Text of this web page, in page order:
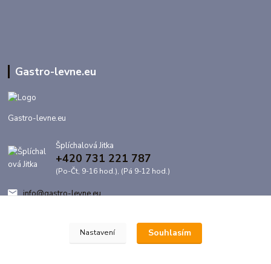
Gastro-levne.eu
Gastro-levne.eu
Šplíchalová Jitka
+420 731 221 787
(Po-Čt, 9-16 hod.), (Pá 9-12 hod.)
info@gastro-levne.eu
Nastavení Souhlasím